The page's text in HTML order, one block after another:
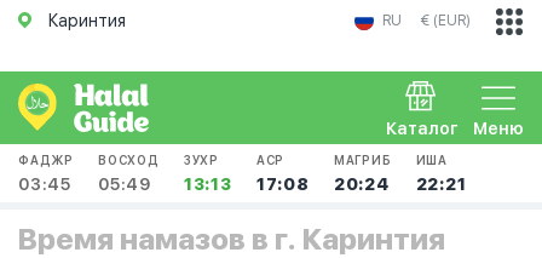
Каринтия RU € (EUR)
Меню
Каталог
ФАДЖР
03:45
ВОСХОД
05:49
ЗУХР
13:13
АСР
17:08
МАГРИБ
20:24
ИША
22:21
Время намазов в г. Каринтия